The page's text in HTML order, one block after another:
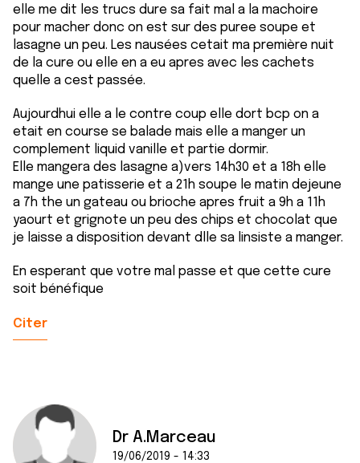
elle me dit les trucs dure sa fait mal a la machoire
pour macher donc on est sur des puree soupe et
lasagne un peu. Les nausées cetait ma première nuit
de la cure ou elle en a eu apres avec les cachets
quelle a cest passée.
Aujourdhui elle a le contre coup elle dort bcp on a
etait en course se balade mais elle a manger un
complement liquid vanille et partie dormir.
Elle mangera des lasagne a)vers 14h30 et a 18h elle
mange une patisserie et a 21h soupe le matin dejeune
a 7h the un gateau ou brioche apres fruit a 9h a 11h
yaourt et grignote un peu des chips et chocolat que
je laisse a disposition devant dlle sa linsiste a manger.
En esperant que votre mal passe et que cette cure
soit bénéfique
Citer
Dr A.Marceau
19/06/2019 - 14:33